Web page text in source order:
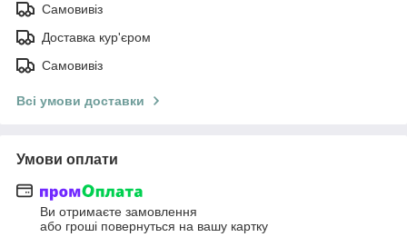
Самовивіз
Доставка кур'єром
Самовивіз
Всі умови доставки
Умови оплати
Ви отримаєте замовлення
або гроші повернуться на вашу картку